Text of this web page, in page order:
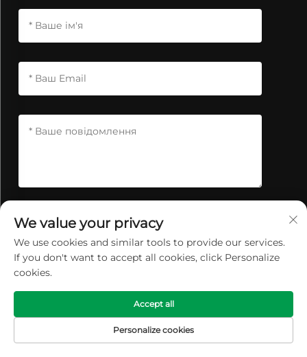
НАДІСЛАТИ ПОВІДОМЛЕННЯ
ГОЛОВНА
ЕЛЕКТРОННА
We value your privacy
We use cookies and similar tools to provide our services.
If you don't want to accept all cookies, click Personalize
cookies.
Personalize cookies
Accept all